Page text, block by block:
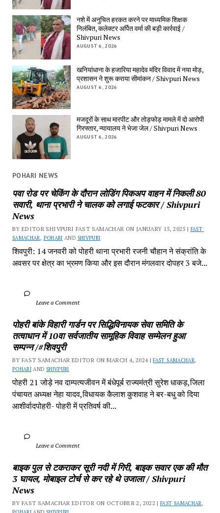
नशे में अनुचित हरकत करने पर माध्यमिक शिक्षक
निलंबित, कलेक्टर अर्पित वर्मा की बड़ी कार्रवाई /
Shivpuri News
AUGUST 6, 2026
खनियांधाना के हजारिया महादेव मंदिर विवाद में नया मोड़,
प्रशासन ने शुरू कराया सीमांकन / Shivpuri News
AUGUST 6, 2026
मजदूरों के साथ मारपीट और तोड़फोड़ मामले में दो आरोपी
गिरफ्तार, न्यायालय ने भेजा जेल / Shivpuri News
AUGUST 6, 2026
POHARI NEWS
पवा रोड पर चेकिंग के दौरान लोडिंग पिकअप वाहन में निकली 80
सवारी, थाना प्रभारी ने चालक को लगाई फटकार / Shivpuri
News
BY EDITOR SHIVPURI FAST SAMACHAR ON JANUARY 15, 2025 | FAST
SAMACHAR , POHARI AND SHIVPURI
शिवपुरी: 14 जनवरी को पोहरी थाना प्रभारी रजनी चौहान ने संक्रांति के
अवसर पर क्षेत्र का भ्रमण किया और इस दौरान मंगलवार दोपहर 3 बजे...
		Leave a Comment
पोहरी बांके विहारी गार्डन पर सिद्धिविनायक सेवा समिति के
तत्वाधान में 10वा सर्वजातीय सामूहिक विवाह सम्मेलन हुआ
सम्पन्न /#शिवपुरी
BY FAST SAMACHAR EDITOR ON MARCH 4, 2024 | FAST SAMACHAR
POHARI AND SHIVPURI
पोहरी 21 जोड़े नव दाम्पत्यजीवन में बंधेपूर्ब राज्यमंत्री सुरेश धाकड़,जिला
पंचायत अध्यक्ष नेहा यादव,विधायक कैलाश कुशवाह ने बर-बधु को दिया
आशीर्वादपोहरी- पोहरी में प्रतिवर्ष की...
		Leave a Comment
बाइक पुल से टकराकर सूरी नदी में गिरी, बाइक सवार एक की मौत
3 घायल, मोबाइल टोर्च से कर रहे थे उजाला / Shivpuri
News
BY FAST SAMACHAR EDITOR ON OCTOBER 2, 2022 | FAST SAMACHAR